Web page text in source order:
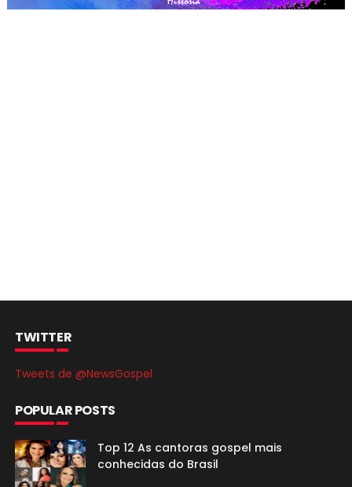
TWITTER
Tweets de @NewsGospel
POPULAR POSTS
Top 12 As cantoras gospel mais
conhecidas do Brasil